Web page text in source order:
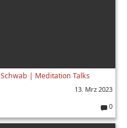
| Meditation Talks
13. Mrz 2023
0